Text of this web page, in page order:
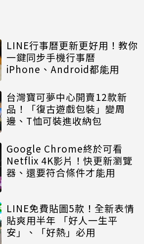
LINE行事曆更新更好用！教你
一鍵同步手機行事曆
iPhone、Android都能用
台灣寶可夢中心開賣12款新
品！「復古遊戲包裝」變周
邊、T恤可裝進收納包
Google Chrome終於可看
Netflix 4K影片！快更新瀏覽
器、還要符合條件才能用
LINE免費貼圖5款！全新表情
貼爽用半年 「好人一生平
安」、「好熱」必用